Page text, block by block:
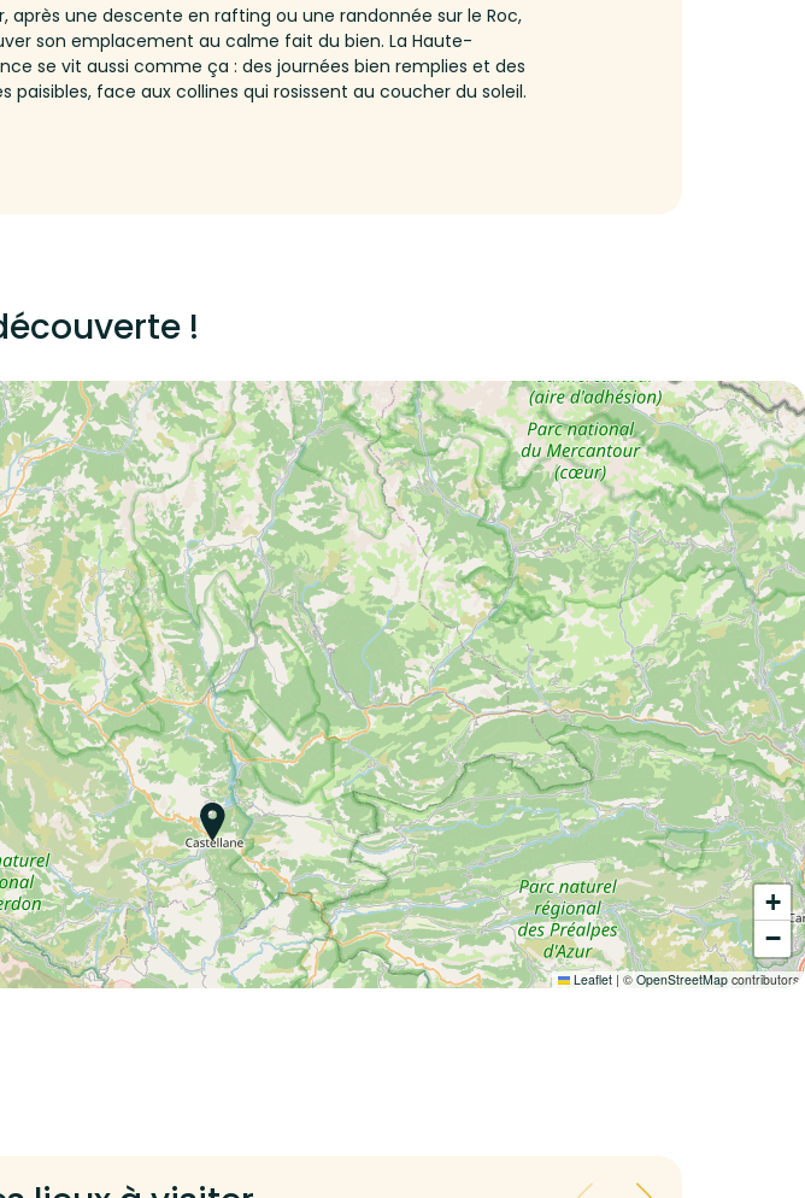
après une descente en rafting ou une randonnée sur le Roc,
son emplacement au calme fait du bien. La Haute-
se vit aussi comme ça : des journées bien remplies et des
paisibles, face aux collines qui rosissent au coucher du soleil.
!
+
−
Leaflet | © OpenStreetMap contributors